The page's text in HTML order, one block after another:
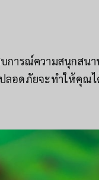
ารณ์ความสนุกสนา
ปลอดภัยจะทำให้คุ